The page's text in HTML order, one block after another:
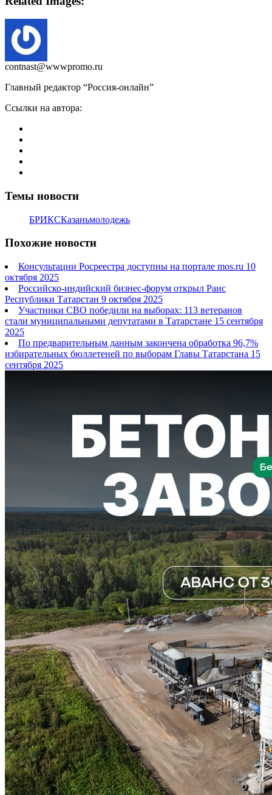
contnast@wwwpromo.ru
Главный редактор “Россия-онлайн”
Ссылки на автора:
Темы новости
БРИКСКазаньмолодежь
Похожие новости
Консультации Росреестра доступны на портале mos.ru 10
октября 2025
Российско-индийский бизнес-форум открыл Раис
Республики Татарстан 9 октября 2025
Участники СВО победили на выборах: 113 ветеранов
стали муниципальными депутатами в Татарстане 15 сентября
2025
По предварительным данным закончена обработка 96,7%
избирательных бюллетеней по выборам Главы Татарстана 15
сентября 2025